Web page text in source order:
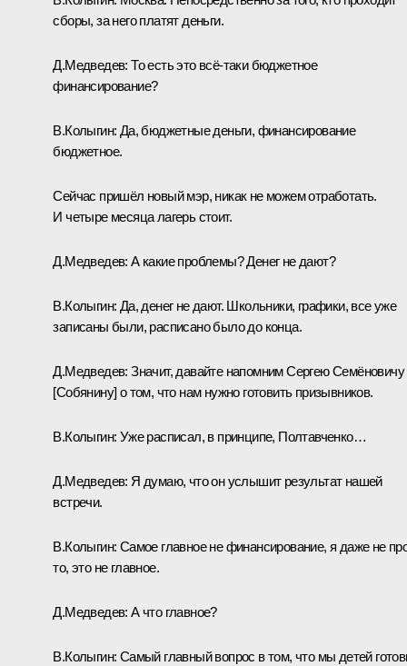
сборы, за него платят деньги.
Д.Медведев: То есть это всё‑таки бюджетное
финансирование?
В.Колыгин: Да, бюджетные деньги, финансирование
бюджетное.
Сейчас пришёл новый мэр, никак не можем отработать.
И четыре месяца лагерь стоит.
Д.Медведев: А какие проблемы? Денег не дают?
В.Колыгин: Да, денег не дают. Школьники, графики, все уже
записаны были, расписано было до конца.
Д.Медведев: Значит, давайте напомнимСергею Семёновичу
[Собянину] о том, что нам нужно готовить призывников.
В.Колыгин: Уже расписал, в принципе, Полтавченко…
Д.Медведев: Я думаю, что он услышит результат нашей
встречи.
В.Колыгин: Самое главное не финансирование, я даже не
то, это не главное.
Д.Медведев: А что главное?
В.Колыгин: Самый главный вопрос в том, что мы детей